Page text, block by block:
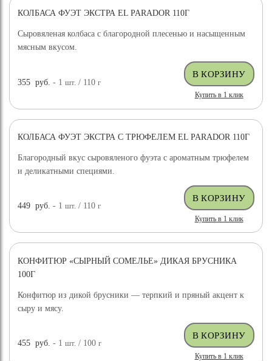
КОЛБАСА ФУЭТ ЭКСТРА EL PARADOR 110Г
Сыровяленая колбаса с благородной плесенью и насыщенным
мясным вкусом.
355 руб. - 1шт. / 110г
Купить в 1 клик
КОЛБАСА ФУЭТ ЭКСТРА С ТРЮФЕЛЕМ EL PARADOR 110Г
Благородный вкус сыровяленого фуэта с ароматным трюфелем
и деликатными специями.
449 руб. - 1шт. / 110г
Купить в 1 клик
КОНФИТЮР «СЫРНЫЙ СОМЕЛЬЕ» ДИКАЯ БРУСНИКА
100Г
Конфитюр из дикой брусники — терпкий и пряный акцент к
сыру и мясу.
455 руб. - 1шт. / 100г
Купить в 1 клик